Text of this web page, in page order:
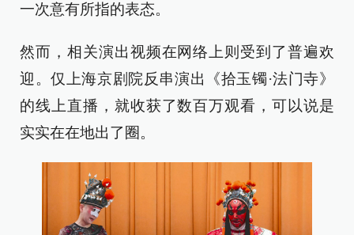
一次意有所指的表态。
然而，相关演出视频在网络上则受到了普遍欢
迎。仅上海京剧院反串演出《拾玉镯·法门寺》
的线上直播，就收获了数百万观看，可以说是
实实在在地出了圈。